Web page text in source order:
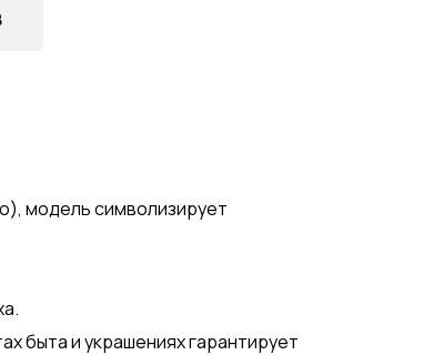
модель символизирует
быта и украшениях гарантирует